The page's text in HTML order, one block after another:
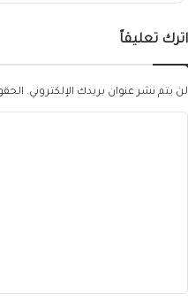
اترك تعليقاً
لن يتم نشر عنوان بريدك الإلكتروني.